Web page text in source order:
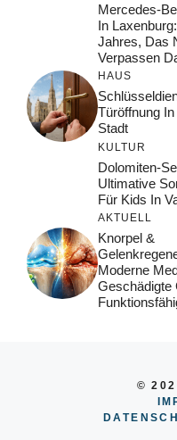
Mercedes-
In
Jahres, Das
Verpassen
HAUS
Türöffnung
Stadt
KULTUR
Dolomiten-
Ultimative
Für Kids In
AKTUELL
Knorpel &
Moderne
Geschädigte
©